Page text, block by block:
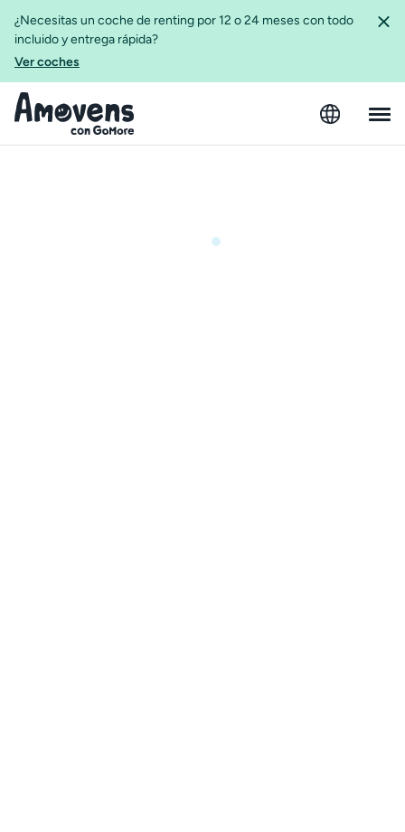
¿Necesitas un coche de renting por 12 o 24 meses con todo
incluido y entrega rápida?
Ver coches